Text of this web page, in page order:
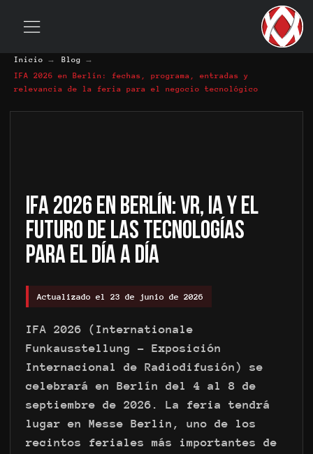
Inicio → Blog →
IFA 2026 en Berlín: fechas, programa, entradas y
relevancia de la feria para el negocio tecnológico
IFA 2026 en Berlín: VR, IA y el
futuro de las tecnologías
para el día a día
Actualizado el 23 de junio de 2026
IFA 2026 (Internationale
Funkausstellung - Exposición
Internacional de Radiodifusión) se
celebrará en Berlín del 4 al 8 de
septiembre de 2026. La feria tendrá
lugar en Messe Berlin, uno de los
recintos feriales más importantes de